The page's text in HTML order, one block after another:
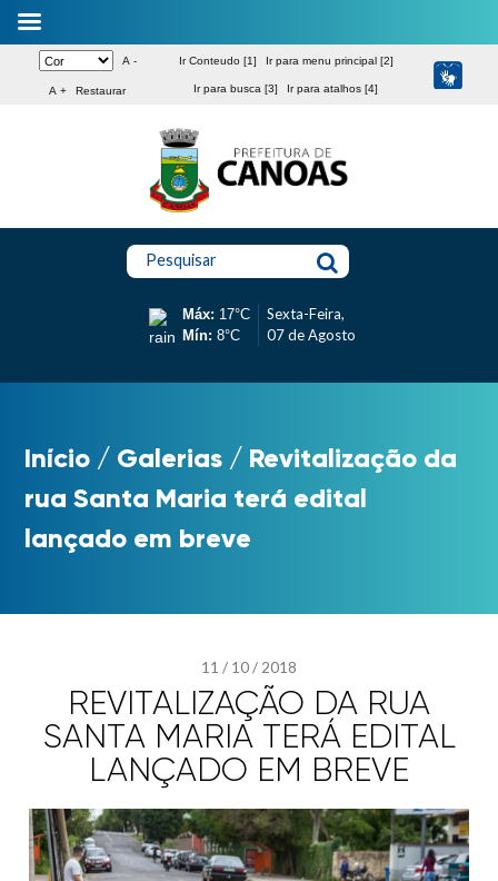
A -
A + Restaurar
Ir Conteudo [1] Ir para menu principal [2]
Ir para busca [3] Ir para atalhos [4]
Pesquisar
Máx: 17°C
Mín: 8°C
Sexta-Feira,
07 de Agosto
Início / Galerias / Revitalização da
rua Santa Maria terá edital
lançado em breve
11 / 10/2018
REVITALIZAÇÃO DA RUA
SANTA MARIA TERÁ EDITAL
LANÇADO EM BREVE